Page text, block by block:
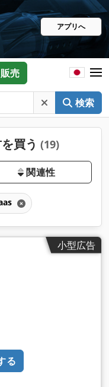
アプリへ
検索
販売
買う (19)
関連性
小型広告
る